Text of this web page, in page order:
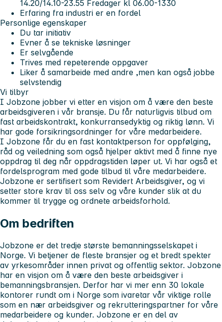
14.20/14.10-23.55 Fredager kl 06.00-1330
Erfaring fra industri er en fordel
Personlige egenskaper
Du tar initiativ
Evner å se tekniske løsninger
Er selvgående
Trives med repeterende oppgaver
Liker å samarbeide med andre ,men kan også jobbe
selvstendig
Vi tilbyr
I Jobzone jobber vi etter en visjon om å være den beste
arbeidsgiveren i vår bransje. Du får naturligvis tilbud om
fast arbeidskontrakt, konkurransedyktig og riktig lønn. Vi
har gode forsikringsordninger for våre medarbeidere.
I Jobzone får du en fast kontaktperson for oppfølging,
råd og veiledning som også hjelper aktivt med å finne nye
oppdrag til deg når oppdragstiden løper ut. Vi har også et
fordelsprogram med gode tilbud til våre medarbeidere.
Jobzone er sertifisert som Revidert Arbeidsgiver, og vi
setter store krav til oss selv og våre kunder slik at du
kommer til trygge og ordnete arbeidsforhold.
Om bedriften
Jobzone er det tredje største bemanningsselskapet i
Norge. Vi betjener de fleste bransjer og et bredt spekter
av yrkesområder innen privat og offentlig sektor. Jobzone
har en visjon om å være den beste arbeidsgiver i
bemanningsbransjen. Derfor har vi mer enn 30 lokale
kontorer rundt om i Norge som ivaretar vår viktige rolle
som en nær arbeidsgiver og rekrutteringspartner for våre
medarbeidere og kunder. Jobzone er en del av